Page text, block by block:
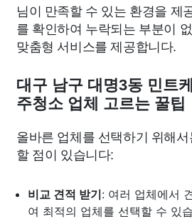
님이 만족할 수 있는 환경을 제
를 확인하여 누락되는 부분이
맞춤형 서비스를 제공합니다.
대구 남구 대명3동 민트
주청소 업체 고르는 꿀팁
올바른 업체를 선택하기 위해
할 점이 있습니다:
비교 견적 받기: 여러 업체에서
여 최적의 업체를 선택할 수 있